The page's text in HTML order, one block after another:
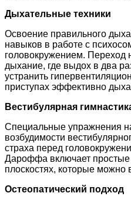
Дыхательные техники
Освоение правильного
навыков в работе с
головокружением. Переход
дыхание, где выдох в два
устранить
приступах эффективно
Вестибулярная
Специальные упражнения
возбудимости
страха перед
Дароффа включает
плоскостях, которые можно
Остеопатический подход